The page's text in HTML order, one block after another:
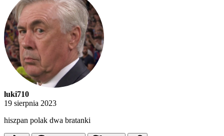
luki710
19 sierpnia 2023
hiszpan polak dwa bratanki